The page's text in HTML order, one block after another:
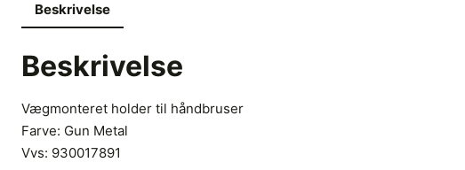
Beskrivelse
Beskrivelse
Vægmonteret holder til håndbruser
Farve: Gun Metal
Vvs: 930017891